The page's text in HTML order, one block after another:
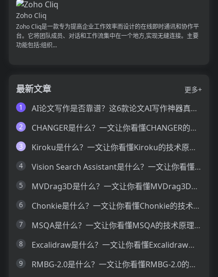
Zoho Cliq
Zoho Cliq是一款专为提高企业工作效率而设计的在线即时通讯和协作平
台。它将团队成员、对话和工作流集中在一个地方,实现无缝连接。主要
功能包括:组织...
最新文章
更多+
1
AI论文写作是否靠谱？这6款论文AI写作神器真的可以让你效率翻倍
2 CHANGER是什么？一文让你看懂CHANGER的技术原理、主要功能、应用场景
3 Kiroku是什么？一文让你看懂Kiroku的技术原理、主要功能、应用场景
4 Vision Search Assistant是什么？一文让你看懂Vision Search Assistant的技术原理、主要功能、应用场景
5 MVDrag3D是什么？一文让你看懂MVDrag3D的技术原理、主要功能、应用场景
6 Chonkie是什么？一文让你看懂Chonkie的技术原理、主要功能、应用场景
7 MSQA是什么？一文让你看懂MSQA的技术原理、主要功能、应用场景
8 Excalidraw是什么？一文让你看懂Excalidraw的技术原理、主要功能、应用场景
9 RMBG-2.0是什么？一文让你看懂RMBG-2.0的技术原理、主要功能、应用场景